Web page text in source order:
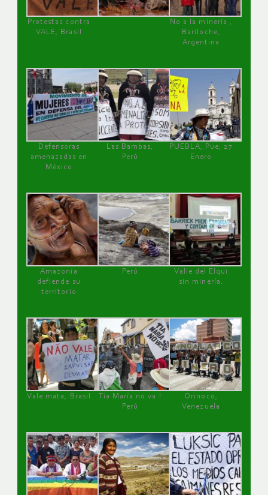
Protestas contra
VALE, Brasil
No a la minería ,
Bariloche,
Argentina
Defensoras
amenazadas en
México
Las Bambas,
Perú
PUEBLA, Pue, 27
Enero
Amazonía
defiende su
territorio
Perú
Valle del Elqui
sin minería.
Vale mata, Brasil
Tía María no va !
Perú
Orinoco,
Venezuela